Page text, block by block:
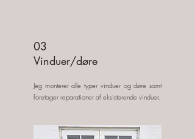
03
Vinduer/døre
Jeg monterer alle typer vinduer og døre samt
foretager reparationer af eksisterende vinduer.